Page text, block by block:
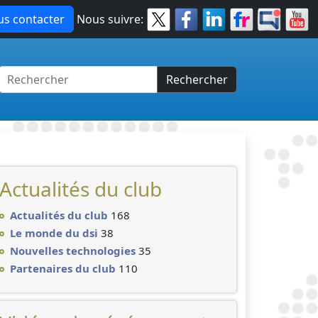
contacter Nous suivre:
Rechercher
Actualités du club
Actualités du club 168
Le monde du dsi 38
Nouvelles technologies 35
Partenaires du club 110